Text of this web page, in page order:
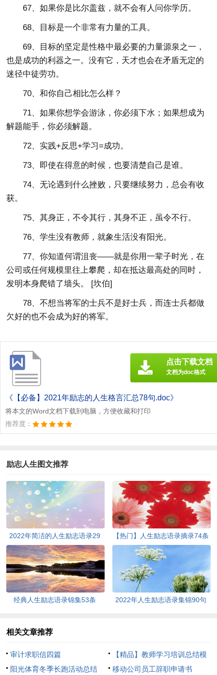
67、如果你是比尔盖兹，就不会有人问你学历。
68、目标是一个非常有力量的工具。
69、目标的坚定是性格中最必要的力量源泉之一，
也是成功的利器之一。没有它，天才也会在矛盾无定的
迷径中徒劳功。
70、和你自己相比怎么样？
71、如果你想学会游泳，你必须下水；如果想成为
解题能手，你必须解题。
72、实践+反思+学习=成功。
73、即使在得意的时候，也要清楚自己是谁。
74、无论遇到什么挫败，只要继续努力，总会有收
获。
75、其身正，不令其行，其身不正，虽令不行。
76、学生没有教师，就象生活没有阳光。
77、你知道何谓沮丧——就是你用一辈子时光，在
公司或任何规模里往上攀爬，却在抵达最高处的同时，
发明本身爬错了墙头。 [坎伯]
78、不想当将军的士兵不是好士兵，而连士兵都做
欠好的也不会成为好的将军。
《【必备】2021年励志的人生格言汇总78句.doc》
将本文的Word文档下载到电脑，方便收藏和打印
推荐度：
点击下载文档
文档为doc格式
励志人生图文推荐
2022年简洁的人生励志语录29
条
【热门】人生励志语录摘录74条
经典人生励志语录锦集53条 2022年人生励志语录集锦90句
相关文章推荐
审计求职信四篇
【精品】教师学习培训总结模
板8篇
阳光体育冬季长跑活动总结 移动公司员工辞职申请书